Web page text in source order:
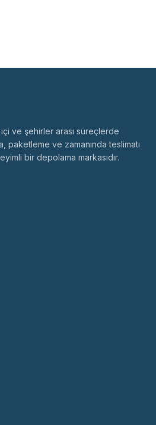
ve şehirler arası süreçlerde
paketleme ve zamanında teslimatı
bir depolama markasıdır.